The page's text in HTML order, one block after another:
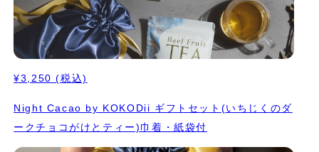
¥3,250 (税込)
Night Cacao by KOKODii ギフトセット(いちじくのダ
ークチョコがけとティー)巾着・紙袋付